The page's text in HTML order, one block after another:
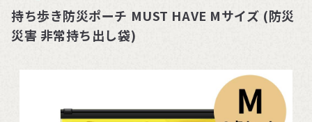
持ち歩き防災ポーチ MUST HAVE Mサイズ (防災
災害 非常持ち出し袋)